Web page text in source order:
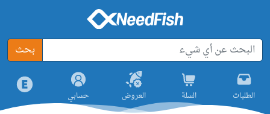
بحث
الطلبات السلة العروض حسابي